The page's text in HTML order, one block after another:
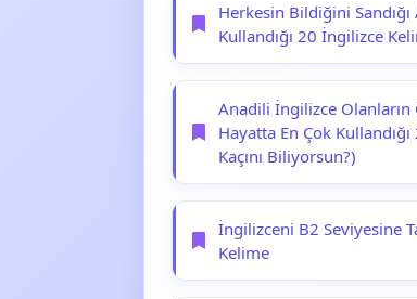
Herkesin Bildiğini Sandığı
Kullandığı 20 İngilizce
Anadili İngilizce Olanların
Hayatta En Çok Kullandığı
Kaçını Biliyorsun?)
İngilizceni B2 Seviyesine
Kelime